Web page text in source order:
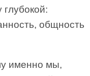
общность
именно мы,